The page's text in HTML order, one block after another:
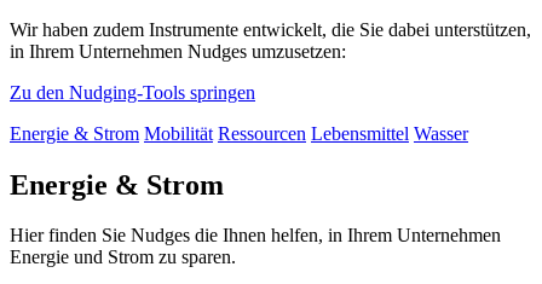
Wir haben zudem Instrumente entwickelt, die Sie dabei unterstützen,
in Ihrem Unternehmen Nudges umzusetzen:
Zu den Nudging-Tools springen
Energie & Strom Mobilität Ressourcen Lebensmittel Wasser
Energie & Strom
Hier finden Sie Nudges die Ihnen helfen, in Ihrem Unternehmen
Energie und Strom zu sparen.